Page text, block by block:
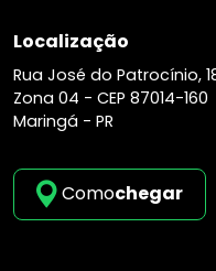
Localização
Rua José do Patrocínio,
Zona 04 - CEP 87014-160
Maringá - PR
Comochegar